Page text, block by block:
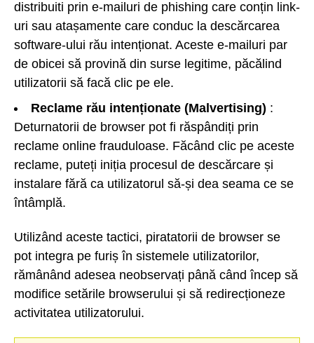
distribuiti prin e-mailuri de phishing care conțin link-
uri sau atașamente care conduc la descărcarea
software-ului rău intenționat. Aceste e-mailuri par
de obicei să provină din surse legitime, păcălind
utilizatorii să facă clic pe ele.
Reclame rău intenționate (Malvertising) :
Deturnatorii de browser pot fi răspândiți prin
reclame online frauduloase. Făcând clic pe aceste
reclame, puteți iniția procesul de descărcare și
instalare fără ca utilizatorul să-și dea seama ce se
întâmplă.
Utilizând aceste tactici, piratatorii de browser se
pot integra pe furiș în sistemele utilizatorilor,
rămânând adesea neobservați până când încep să
modifice setările browserului și să redirecționeze
activitatea utilizatorului.